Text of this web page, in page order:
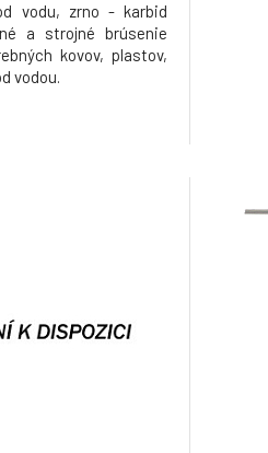
vodu, zrno - karbid
a strojné brúsenie
kovov, plastov,
vodou.